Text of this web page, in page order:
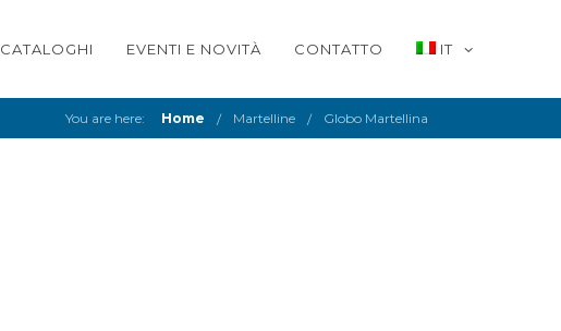
CATALOGHI EVENTI E NOVITÀ CONTATTO IT
You are here: Home Martelline Globo Martellina